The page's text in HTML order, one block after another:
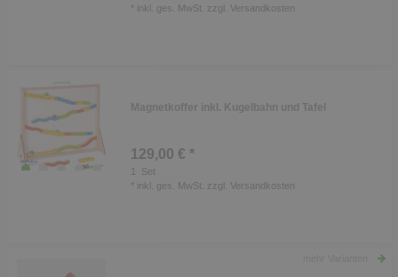
* inkl. ges. MwSt. zzgl. Versandkosten
Magnetkoffer inkl. Kugelbahn und Tafel
129,00 € *
1
Set
* inkl. ges. MwSt. zzgl. Versandkosten